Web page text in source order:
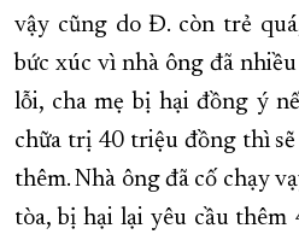
vậy cũng do Đ. còn trẻ
bức xúc vì nhà ông đã
lỗi, cha mẹ bị hại đồng ý
chữa trị 40 triệu đồng thì
thêm. Nhà ông đã cố chạy
tòa, bị hại lại yêu cầu